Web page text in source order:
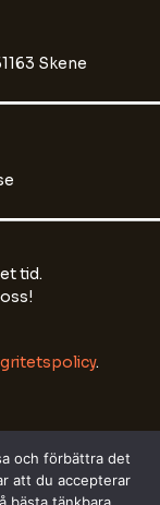
Skene
tid.
.
och förbättra det
att du accepterar